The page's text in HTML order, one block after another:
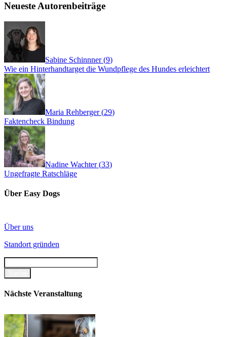
Neueste Autorenbeiträge
Sabine Schinnner(9)
Wie ein Hinterhandtarget die Wundpflege des Hundes erleichtert
Maria Rehberger(29)
Faktencheck Bindung
Nadine Wachter(33)
Ungefragte Ratschläge
Über Easy Dogs
Über uns
Standort gründen
Nächste Veranstaltung